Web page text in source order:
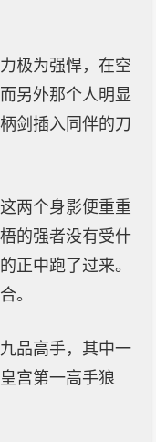
极为强悍，在空
另外那个人明显
剑插入同伴的刀
两个身影便重重
的强者没有受什
正中跑了过来。
。
品高手，其中一
宫第一高手狼